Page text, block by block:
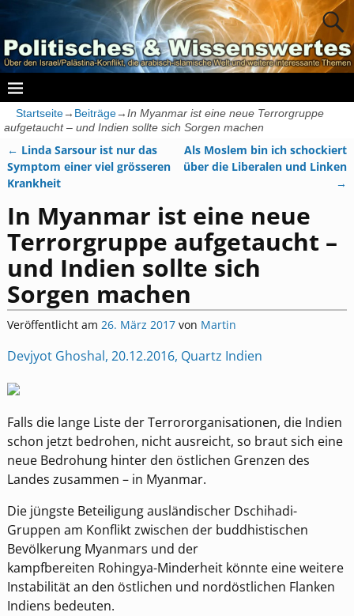
Startseite→ Beiträge→In Myanmar ist eine neue Terrorgruppe
aufgetaucht – und Indien sollte sich Sorgen machen
Artikelnavigation
← Linda Sarsour ist nur das
Symptom einer viel grösseren
Krankheit
Als Moslem bin ich schockiert
über die Liberalen und Linken
→
In Myanmar ist eine neue
Terrorgruppe aufgetaucht –
und Indien sollte sich
Sorgen machen
Veröffentlicht am 26. März 2017 von Martin
Devjyot Ghoshal, 20.12.2016, Quartz Indien
Falls die lange Liste der Terrororganisationen, die Indien
schon jetzt bedrohen, nicht ausreicht, so braut sich eine
neue Bedrohung hinter den östlichen Grenzen des
Landes zusammen – in Myanmar.
Die jüngste Beteiligung ausländischer Dschihadi-
Gruppen am Konflikt zwischen der buddhistischen
Bevölkerung Myanmars und der
kampfbereiten Rohingya-Minderheit könnte eine weitere
Instabilität an den östlichen und nordöstlichen Flanken
Indiens bedeuten.